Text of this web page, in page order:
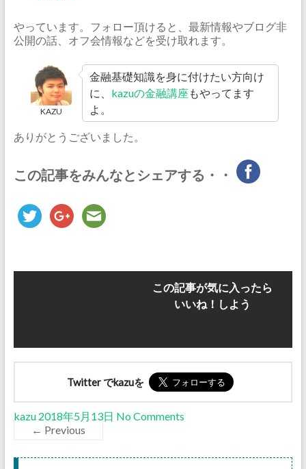
やっています。フォロー頂けると、最新情報やブログ非
公開の話、オフ会情報などを受け取れます。
KAZU
金融基礎知識を身に付けたい方向け
に、 kazuの金融講座 もやってます
よ。
ありがとうございました。
この記事をみんなとシェアする・・
この記事が気に入ったら
いいね！しよう
Twitter でkazuを
kazu 2018年5月13日 No Comments
← Previous